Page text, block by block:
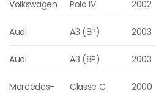
Volkswagen Polo IV 2002
Audi A3 (8P) 2003
Audi A3 (8P) 2003
Mercedes-
Classe C
2000